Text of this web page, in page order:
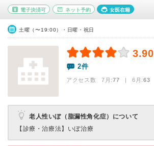
電子決済可 ネット予約 女医在籍
土曜（〜19:00）・日曜・祝日
3.90
2件
アクセス数 7月:77 | 6月:63
老人性いぼ（脂漏性角化症）について
【診療・治療法】 いぼ治療